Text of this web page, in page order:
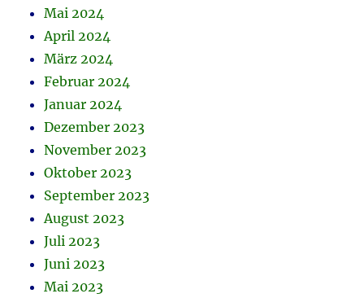
Mai 2024
April 2024
März 2024
Februar 2024
Januar 2024
Dezember 2023
November 2023
Oktober 2023
September 2023
August 2023
Juli 2023
Juni 2023
Mai 2023